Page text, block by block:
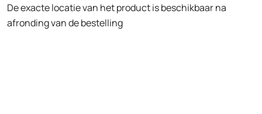
De exacte locatie van het product is beschikbaar na
afronding van de bestelling